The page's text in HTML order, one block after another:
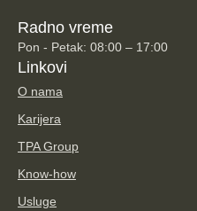
Radno vreme
Pon - Petak: 08:00 – 17:00
Linkovi
O nama
Karijera
TPA Group
Know-how
Usluge